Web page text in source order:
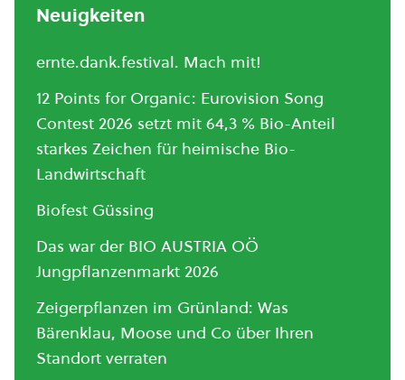
Neuigkeiten
ernte.dank.festival. Mach mit!
12 Points for Organic: Eurovision Song
Contest 2026 setzt mit 64,3 % Bio-Anteil
starkes Zeichen für heimische Bio-
Landwirtschaft
Biofest Güssing
Das war der BIO AUSTRIA OÖ
Jungpflanzenmarkt 2026
Zeigerpflanzen im Grünland: Was
Bärenklau, Moose und Co über Ihren
Standort verraten